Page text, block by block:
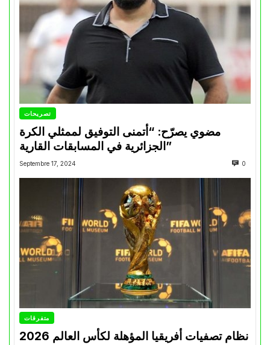
تصريحات
مضوي يصرّح: “أتمنى التوفيق لممثلي الكرة
الجزائرية في المسابقات القارية”
Septembre 17, 2024 0
متفرقات
نظام تصفيات أفريقيا المؤهلة لكأس العالم 2026